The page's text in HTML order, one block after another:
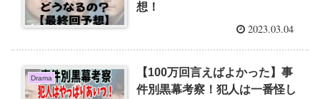
想！
2023.03.04
Drama
【100万回言えばよかった】事
件別黒幕考察！犯人は一番怪し